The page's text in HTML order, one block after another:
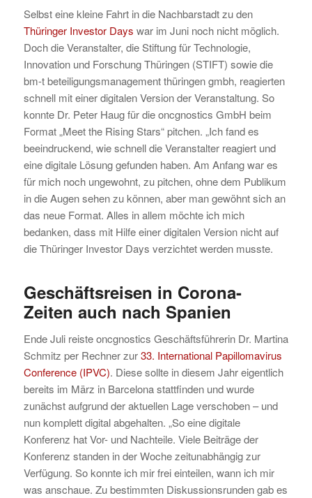
Selbst eine kleine Fahrt in die Nachbarstadt zu den
Thüringer Investor Days war im Juni noch nicht möglich.
Doch die Veranstalter, die Stiftung für Technologie,
Innovation und Forschung Thüringen (STIFT) sowie die
bm-t beteiligungsmanagement thüringen gmbh, reagierten
schnell mit einer digitalen Version der Veranstaltung. So
konnte Dr. Peter Haug für die oncgnostics GmbH beim
Format „Meet the Rising Stars“ pitchen. „Ich fand es
beeindruckend, wie schnell die Veranstalter reagiert und
eine digitale Lösung gefunden haben. Am Anfang war es
für mich noch ungewohnt, zu pitchen, ohne dem Publikum
in die Augen sehen zu können, aber man gewöhnt sich an
das neue Format. Alles in allem möchte ich mich
bedanken, dass mit Hilfe einer digitalen Version nicht auf
die Thüringer Investor Days verzichtet werden musste.
Geschäftsreisen in Corona-
Zeiten auch nach Spanien
Ende Juli reiste oncgnostics Geschäftsführerin Dr. Martina
Schmitz per Rechner zur33. International Papillomavirus
Conference (IPVC). Diese sollte in diesem Jahr eigentlich
bereits im März in Barcelona stattfinden und wurde
zunächst aufgrund der aktuellen Lage verschoben – und
nun komplett digital abgehalten. „So eine digitale
Konferenz hat Vor- und Nachteile. Viele Beiträge der
Konferenz standen in der Woche zeitunabhängig zur
Verfügung. So konnte ich mir frei einteilen, wann ich mir
was anschaue. Zu bestimmten Diskussionsrunden gab es